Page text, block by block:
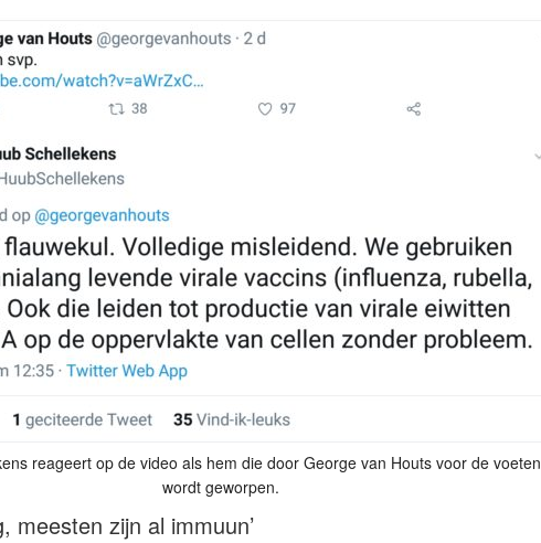
reageert op de video als hem die door George van Houts voor de voeten
wordt geworpen.
meesten zijn al immuun’